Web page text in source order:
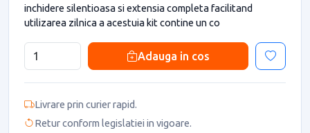
inchidere silentioasa si extensia completa facilitand
utilizarea zilnica a acestuia kit contine un co
Adauga in cos
Livrare prin curier rapid.
Retur conform legislatiei in vigoare.